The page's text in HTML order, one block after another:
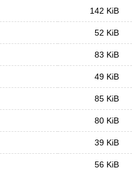
142 KiB
52 KiB
83 KiB
49 KiB
85 KiB
80 KiB
39 KiB
56 KiB